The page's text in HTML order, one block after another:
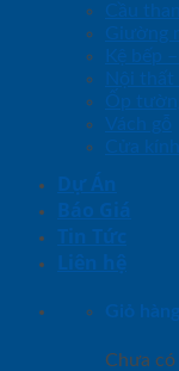
Cầu
Giường
Kệ bếp
Nội thất
Ốp
Vách gỗ
Cửa kính
Dự Án
Báo Giá
Tin Tức
Liên hệ
Giỏ hàng
Chưa